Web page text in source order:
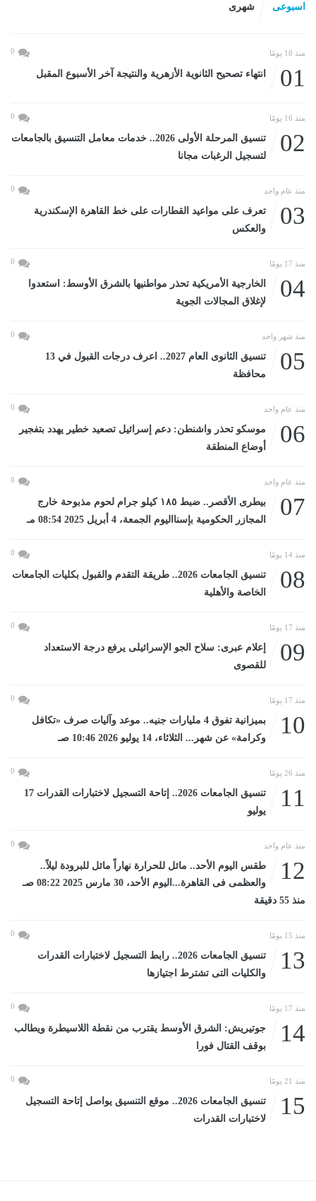
اسبوعى شهرى
منذ 18 يومًا 0
01 انتهاء تصحيح الثانوية الأزهرية والنتيجة آخر الأسبوع المقبل
منذ 16 يومًا 0
02
تنسيق المرحلة الأولى 2026.. خدمات معامل التنسيق بالجامعات
لتسجيل الرغبات مجانا
منذ عام واحد 0
03
تعرف على مواعيد القطارات على خط القاهرة الإسكندرية
والعكس
منذ 17 يومًا 0
04
الخارجية الأمريكية تحذر مواطنيها بالشرق الأوسط: استعدوا
لإغلاق المجالات الجوية
منذ شهر واحد 0
05
تنسيق الثانوى العام 2027.. اعرف درجات القبول في 13
محافظة
منذ عام واحد 0
06
موسكو تحذر واشنطن: دعم إسرائيل تصعيد خطير يهدد بتفجير
أوضاع المنطقة
منذ عام واحد 0
07
بيطرى الأقصر.. ضبط ١٨٥ كيلو جرام لحوم مذبوحة خارج
المجازر الحكومية بإسنااليوم الجمعة، 4 أبريل 2025 08:54 مـ
منذ 14 يومًا 0
08
تنسيق الجامعات 2026.. طريقة التقدم والقبول بكليات الجامعات
الخاصة والأهلية
منذ 17 يومًا 0
09
إعلام عبرى: سلاح الجو الإسرائيلى يرفع درجة الاستعداد
للقصوى
منذ 17 يومًا 0
10
بميزانية تفوق 4 مليارات جنيه.. موعد وآليات صرف «تكافل
وكرامة» عن شهر... الثلاثاء، 14 يوليو 2026 10:46 صـ
منذ 26 يومًا 0
11
تنسيق الجامعات 2026.. إتاحة التسجيل لاختبارات القدرات 17
يوليو
منذ عام واحد 0
12
طقس اليوم الأحد.. مائل للحرارة نهاراً مائل للبرودة ليلاً..
والعظمى فى القاهرة...اليوم الأحد، 30 مارس 2025 08:22 صـ
منذ 55 دقيقة
منذ 15 يومًا 0
13
تنسيق الجامعات 2026.. رابط التسجيل لاختبارات القدرات
والكليات التى تشترط اجتيازها
منذ 17 يومًا 0
14
جوتيريش: الشرق الأوسط يقترب من نقطة اللاسيطرة ويطالب
بوقف القتال فورا
منذ 21 يومًا 0
15
تنسيق الجامعات 2026.. موقع التنسيق يواصل إتاحة التسجيل
لاختبارات القدرات